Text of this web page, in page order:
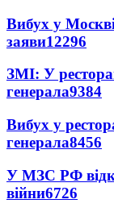
Вибух у Москві:
заяви12296
ЗМІ: У
генерала9384
Вибух у
генерала8456
У МЗС РФ
війни6726